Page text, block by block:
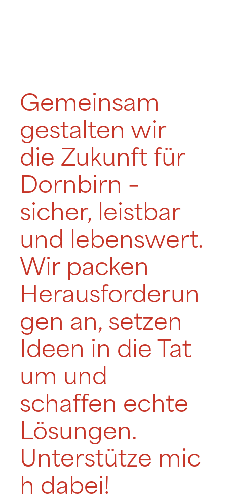
Gemeinsam
gestalten wir
die Zukunft für
Dornbirn –
sicher, leistbar
und lebenswert.
Wir packen
Herausforderun
gen an, setzen
Ideen in die Tat
um und
schaffen echte
Lösungen.
Unterstütze mic
h dabei!